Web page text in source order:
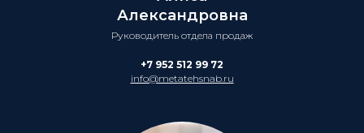
Александровна
Руководитель отдела продаж
+7 952 512 99 72
info@metatehsnab.ru